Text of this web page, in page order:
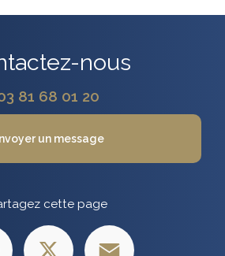
nous
81 68 01 20
un message
cette page
Facebook